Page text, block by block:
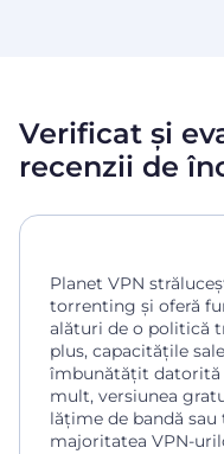
Verificat și
recenzii de
Planet VPN
torrenting și oferă
alături de o politică
plus, capacitățile
îmbunătățit datorită
mult, versiunea
lățime de bandă
majoritatea VPN-